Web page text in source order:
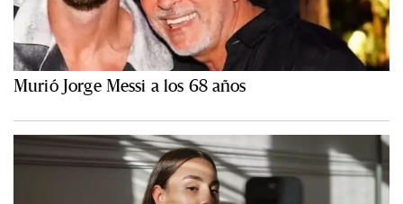
Murió Jorge Messi a los 68 años